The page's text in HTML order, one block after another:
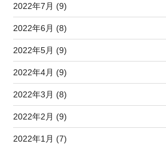
2022年7月 (9)
2022年6月 (8)
2022年5月 (9)
2022年4月 (9)
2022年3月 (8)
2022年2月 (9)
2022年1月 (7)